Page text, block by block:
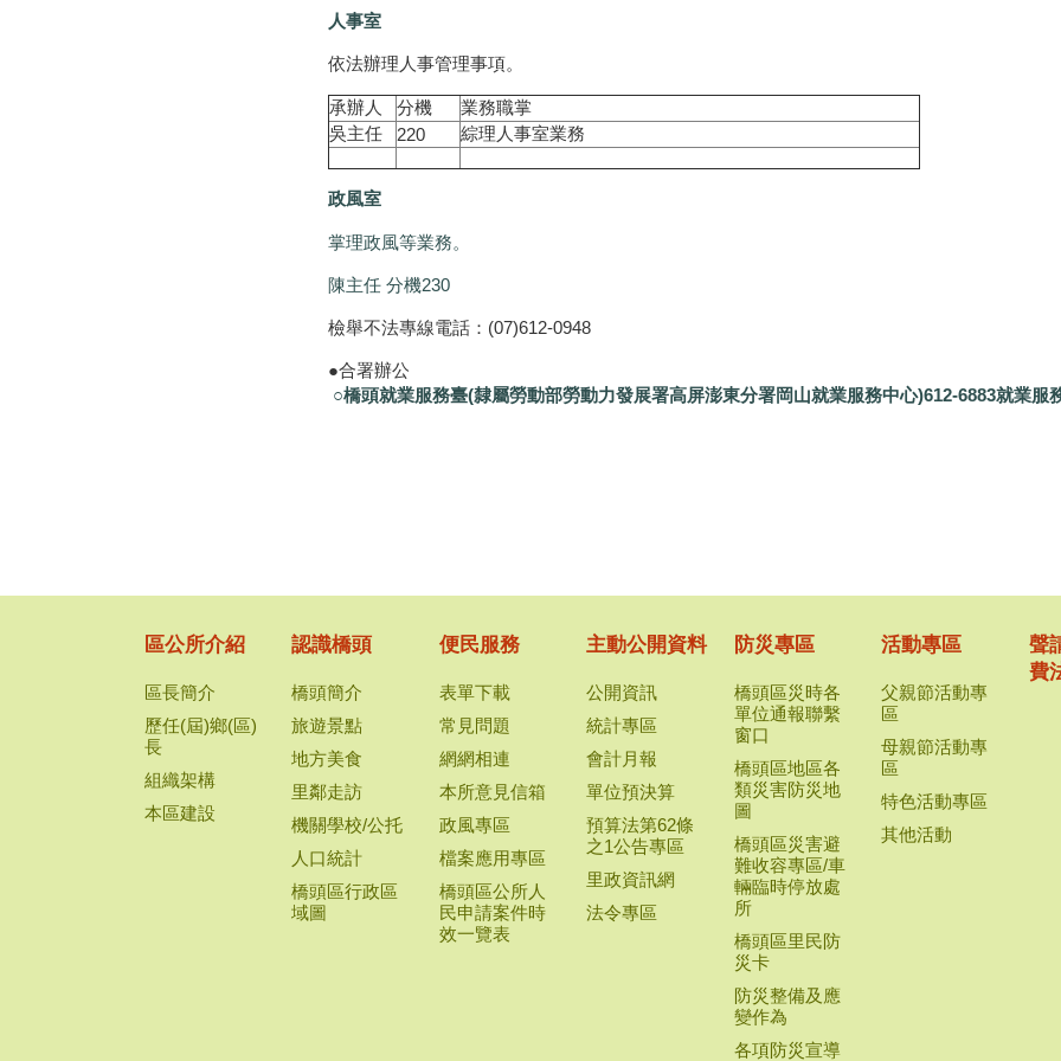
人事室
依法辦理人事管理事項。
承辦人 分機
業務職掌
吳主任
220 綜理人事室業務
政風室
掌理政風等業務。
陳主任 分機230
檢舉不法專線電話：(07)612-0948
●合署辦公
○橋頭就業服務臺(隸屬勞動部勞動力發展署高屏澎東分署岡山就業服務中心)612-6883就業服
區公所介紹
區長簡介
歷任(屆)鄉(區)
長
組織架構
本區建設
認識橋頭
橋頭簡介
旅遊景點
地方美食
里鄰走訪
機關學校/公托
人口統計
橋頭區行政區
域圖
便民服務
表單下載
常見問題
網網相連
本所意見信箱
政風專區
檔案應用專區
橋頭區公所人
民申請案件時
效一覽表
主動公開資料
公開資訊
統計專區
會計月報
單位預決算
預算法第62條
之1公告專區
里政資訊網
法令專區
防災專區
橋頭區災時各
單位通報聯繫
窗口
橋頭區地區各
類災害防災地
圖
橋頭區災害避
難收容專區/車
輛臨時停放處
所
橋頭區里民防
災卡
防災整備及應
變作為
各項防災宣導
活動專區
父親節活動專
區
母親節活動專
區
特色活動專區
其他活動
聲
費